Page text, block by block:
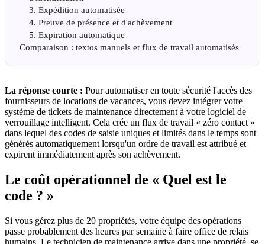
3. Expédition automatisée
4. Preuve de présence et d'achèvement
5. Expiration automatique
Comparaison : textos manuels et flux de travail automatisés
La réponse courte : Pour automatiser en toute sécurité l'accès des
fournisseurs de locations de vacances, vous devez intégrer votre
système de tickets de maintenance directement à votre logiciel de
verrouillage intelligent. Cela crée un flux de travail « zéro contact »
dans lequel des codes de saisie uniques et limités dans le temps sont
générés automatiquement lorsqu'un ordre de travail est attribué et
expirent immédiatement après son achèvement.
Le coût opérationnel de « Quel est le
code ? »
Si vous gérez plus de 20 propriétés, votre équipe des opérations
passe probablement des heures par semaine à faire office de relais
humains. Le technicien de maintenance arrive dans une propriété, se